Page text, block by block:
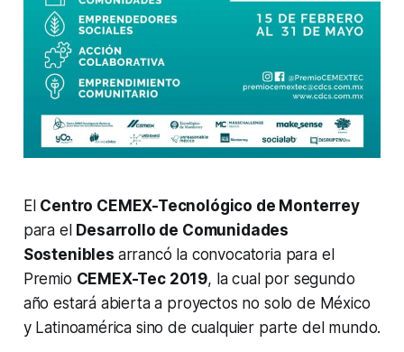
El Centro CEMEX-Tecnológico de Monterrey
para el Desarrollo de Comunidades
Sostenibles arrancó la convocatoria para el
Premio CEMEX-Tec 2019, la cual por segundo
año estará abierta a proyectos no solo de México
y Latinoamérica sino de cualquier parte del mundo.